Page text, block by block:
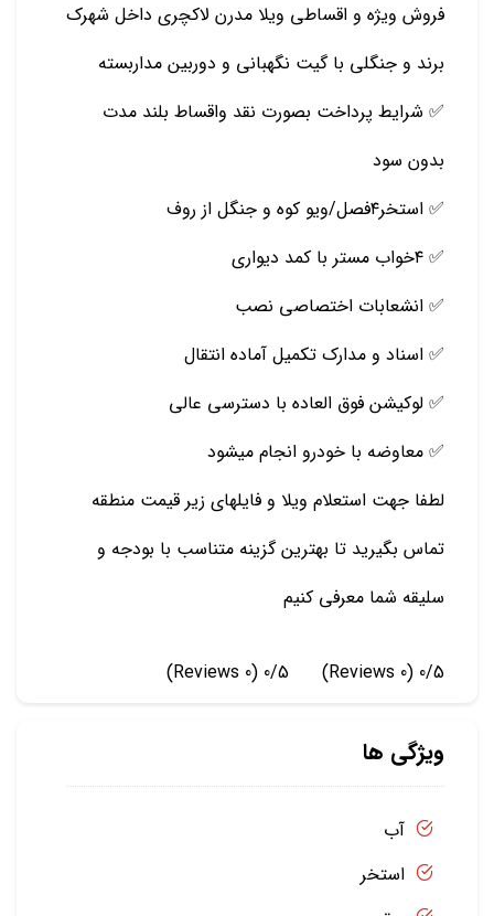
فروش ویژه و اقساطی ویلا مدرن لاکچری داخل شهرک
برند و جنگلی با گیت نگهبانی و دوربین مداربسته
✅ شرایط پرداخت بصورت نقد واقساط بلند مدت
بدون سود
✅ استخر۴فصل/ویو کوه و جنگل از روف
✅ ۴خواب مستر با کمد دیواری
✅ انشعابات اختصاصی نصب
✅ اسناد و مدارک تکمیل آماده انتقال
✅ لوکیشن فوق العاده با دسترسی عالی
✅ معاوضه با خودرو انجام میشود
لطفا جهت استعلام ویلا و فایلهای زیر قیمت منطقه
تماس بگیرید تا بهترین گزینه متناسب با بودجه و
سلیقه شما معرفی کنیم
0/5
(0 Reviews)
0/5
(0 Reviews)
ویژگی ها
آب
استخر